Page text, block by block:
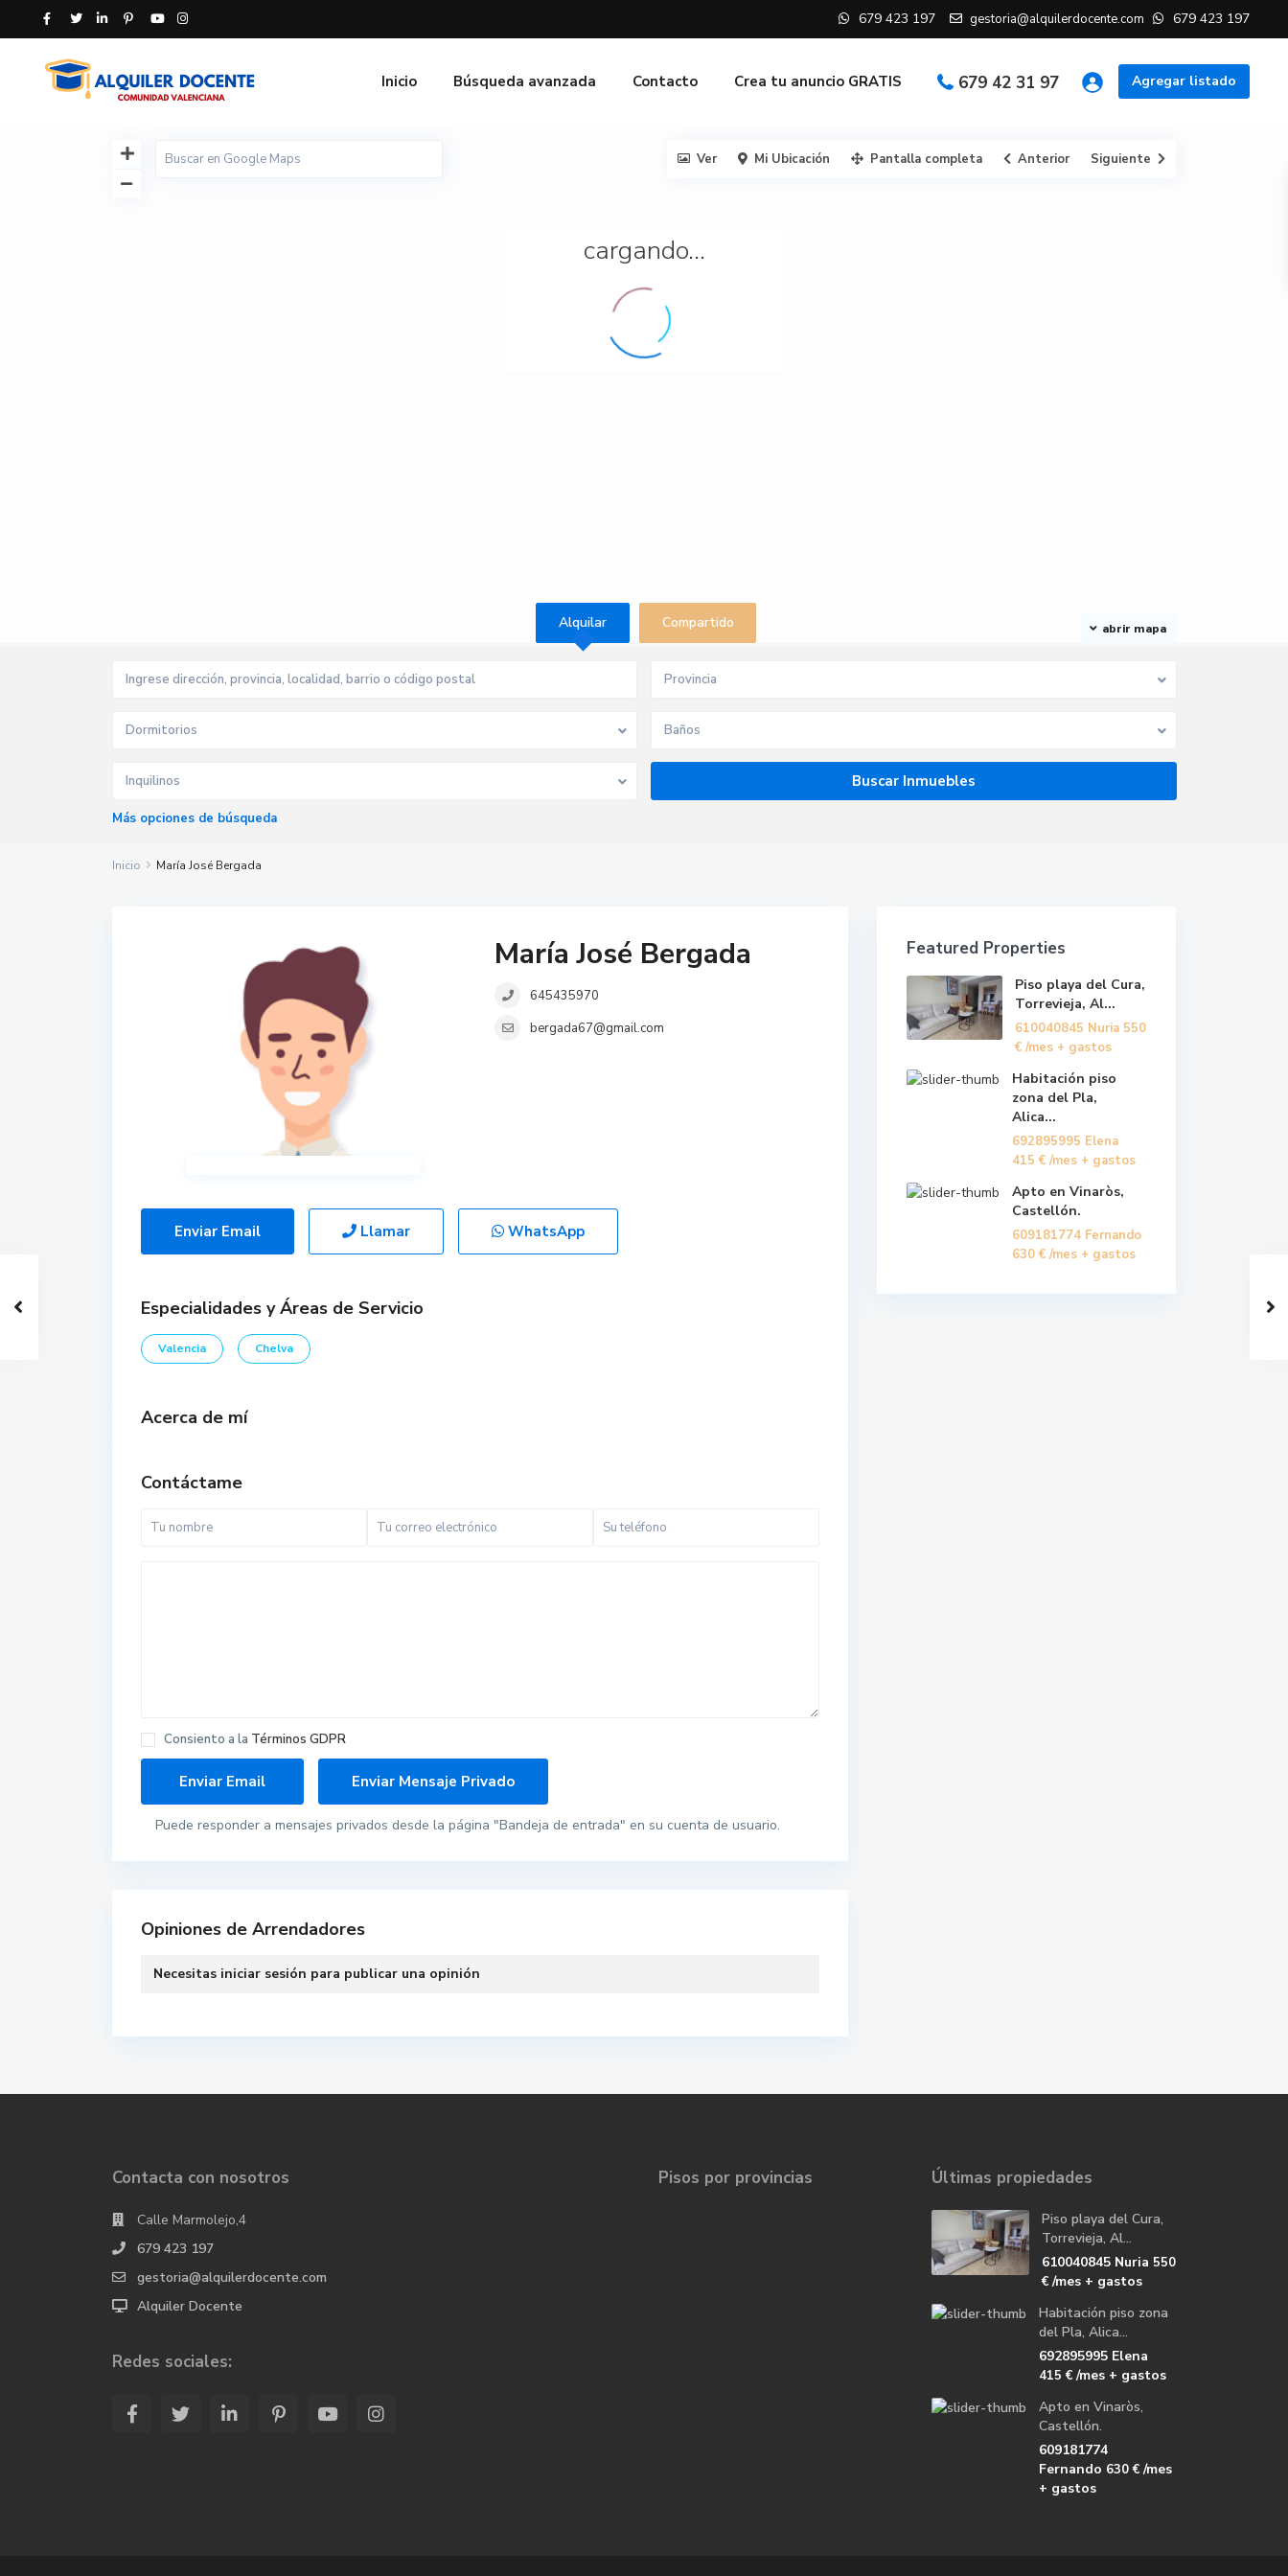
679 423 197 gestoria@alquilerdocente.com 679 423 197
Agregar listado
679 42 31 97
Inicio Búsqueda avanzada Contacto Crea tu anuncio GRATIS
cargando...
abrir mapa
Ver Mi Ubicación Pantalla completa Anterior Siguiente
Alquilar Compartido
Provincia
Dormitorios Baños
Inquilinos
Más opciones de búsqueda
Inicio María José Bergada
María José Bergada
645435970
bergada67@gmail.com
Enviar Email Llamar WhatsApp
Especialidades y Áreas de Servicio
Valencia Chelva
Acerca de mí
Contáctame
Consiento a la Términos GDPR
Puede responder a mensajes privados desde la página "Bandeja de entrada" en su cuenta de usuario.
Opiniones de Arrendadores
Necesitas iniciar sesión para publicar una opinión
Featured Properties
Piso playa del Cura,
Torrevieja, Al...
610040845 Nuria 550
€ /mes + gastos
Habitación piso
zona del Pla,
Alica...
692895995 Elena
415 € /mes + gastos
Apto en Vinaròs,
Castellón.
609181774 Fernando
630 € /mes + gastos
Contacta con nosotros
Calle Marmolejo,4
679 423 197
gestoria@alquilerdocente.com
Alquiler Docente
Redes sociales:
Pisos por provincias Últimas propiedades
Piso playa del Cura,
Torrevieja, Al...
610040845 Nuria 550
€/mes + gastos
Habitación piso zona
del Pla, Alica...
692895995 Elena
415 €/mes + gastos
Apto en Vinaròs,
Castellón.
609181774
Fernando 630 €/mes
+ gastos